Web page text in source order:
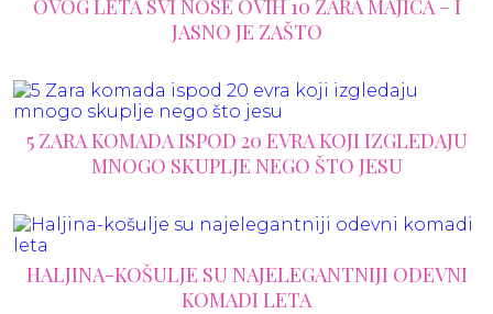
OVOG LETA SVI NOSE OVIH 10 ZARA MAJICA – I
JASNO JE ZAŠTO
5 ZARA KOMADA ISPOD 20 EVRA KOJI IZGLEDAJU
MNOGO SKUPLJE NEGO ŠTO JESU
HALJINA-KOŠULJE SU NAJELEGANTNIJI ODEVNI
KOMADI LETA